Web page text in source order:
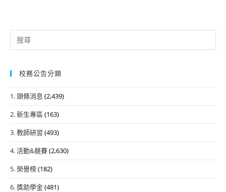
Search
for:
校務公告分類
1. 頭條消息 (2,439)
2. 新生專區 (163)
3. 教師研習 (493)
4. 活動&競賽(2,630)
5. 榮譽榜(182)
6. 獎助學金(481)